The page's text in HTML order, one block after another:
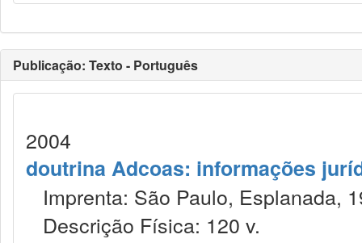
Publicação: Texto - Português
2004
doutrina Adcoas: informações
Imprenta: São Paulo, Esplanada,
Descrição Física: 120 v.